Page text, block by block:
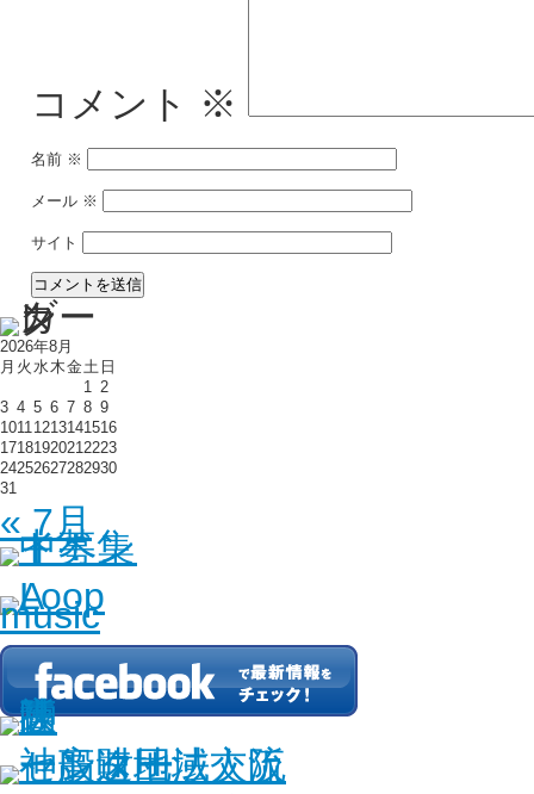
コメント ※
名前 ※
メール ※
サイト
2026年8月
月 火 水木金土 日
1 2
3 4 5 6 7 8 9
10111213141516
17181920212223
24252627282930
31
« 7月